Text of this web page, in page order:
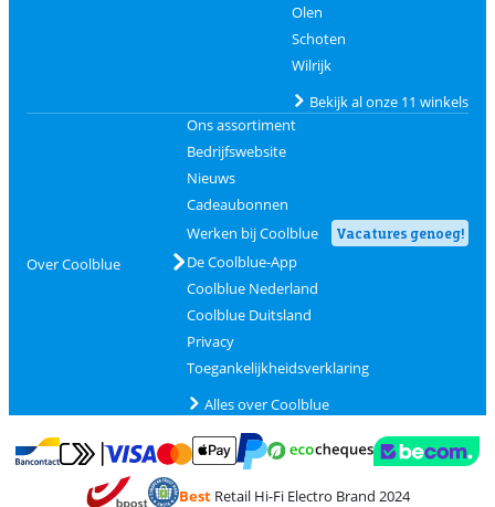
Olen
Schoten
Wilrijk
Bekijk al onze 11 winkels
Over Coolblue
Ons assortiment
Bedrijfswebsite
Nieuws
Cadeaubonnen
Werken bij Coolblue
Vacatures genoeg!
De Coolblue-App
Coolblue Nederland
Coolblue Duitsland
Privacy
Toegankelijkheidsverklaring
Alles over Coolblue
Betalen met Bancontact
Betalen met MasterCard en Visa via ClickToPay
BestRetail Hi-Fi Electro Brand 2024